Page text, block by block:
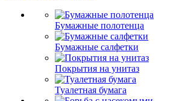
Бумажные полотенца
Бумажные салфетки
Покрытия на унитаз
Туалетная бумага